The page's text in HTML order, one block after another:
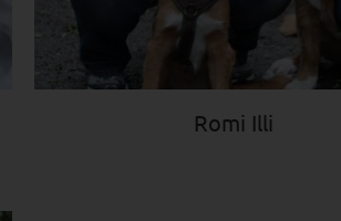
Romi Illi